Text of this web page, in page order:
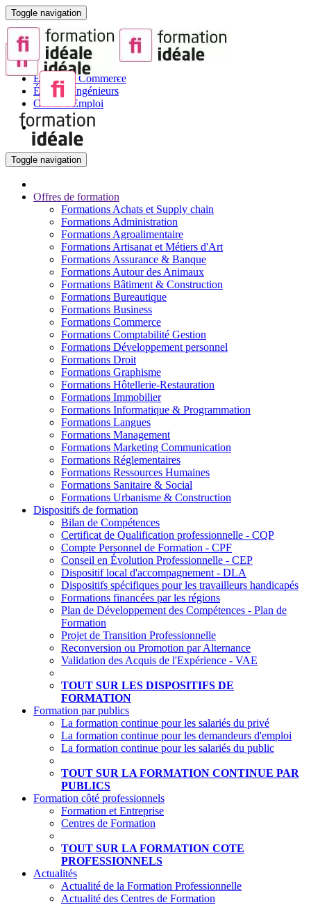
Toggle navigation
Sites partenaires :
BTS
Écoles de Commerce
Écoles d'Ingénieurs
Offres d'Emploi
Toggle navigation
Offres de formation
Formations Achats et Supply chain
Formations Administration
Formations Agroalimentaire
Formations Artisanat et Métiers d'Art
Formations Assurance & Banque
Formations Autour des Animaux
Formations Bâtiment & Construction
Formations Bureautique
Formations Business
Formations Commerce
Formations Comptabilité Gestion
Formations Développement personnel
Formations Droit
Formations Graphisme
Formations Hôtellerie-Restauration
Formations Immobilier
Formations Informatique & Programmation
Formations Langues
Formations Management
Formations Marketing Communication
Formations Réglementaires
Formations Ressources Humaines
Formations Sanitaire & Social
Formations Urbanisme & Construction
Dispositifs de formation
Bilan de Compétences
Certificat de Qualification professionnelle - CQP
Compte Personnel de Formation - CPF
Conseil en Évolution Professionnelle - CEP
Dispositif local d'accompagnement - DLA
Dispositifs spécifiques pour les travailleurs handicapés
Formations financées par les régions
Plan de Développement des Compétences - Plan de
Formation
Projet de Transition Professionnelle
Reconversion ou Promotion par Alternance
Validation des Acquis de l'Expérience - VAE
TOUT SUR LES DISPOSITIFS DE
FORMATION
Formation par publics
La formation continue pour les salariés du privé
La formation continue pour les demandeurs d'emploi
La formation continue pour les salariés du public
TOUT SUR LA FORMATION CONTINUE PAR
PUBLICS
Formation côté professionnels
Formation et Entreprise
Centres de Formation
TOUT SUR LA FORMATION COTE
PROFESSIONNELS
Actualités
Actualité de la Formation Professionnelle
Actualité des Centres de Formation